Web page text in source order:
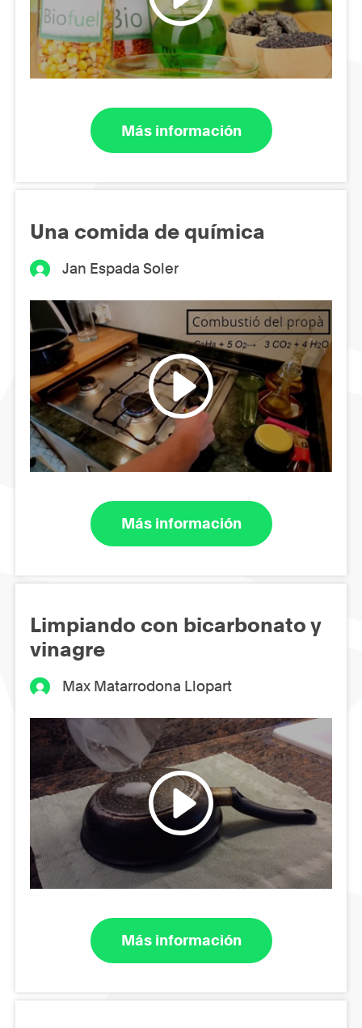
Más información
Una comida de química
Jan Espada Soler
Más información
Limpiando con bicarbonato y
vinagre
Max Matarrodona Llopart
Más información